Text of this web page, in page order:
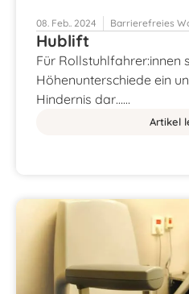
08. Feb.. 2024 Barrierefreies
Hublift
Für Rollstuhlfahrer:innen
Höhenunterschiede ein
Hindernis dar……
Artikel